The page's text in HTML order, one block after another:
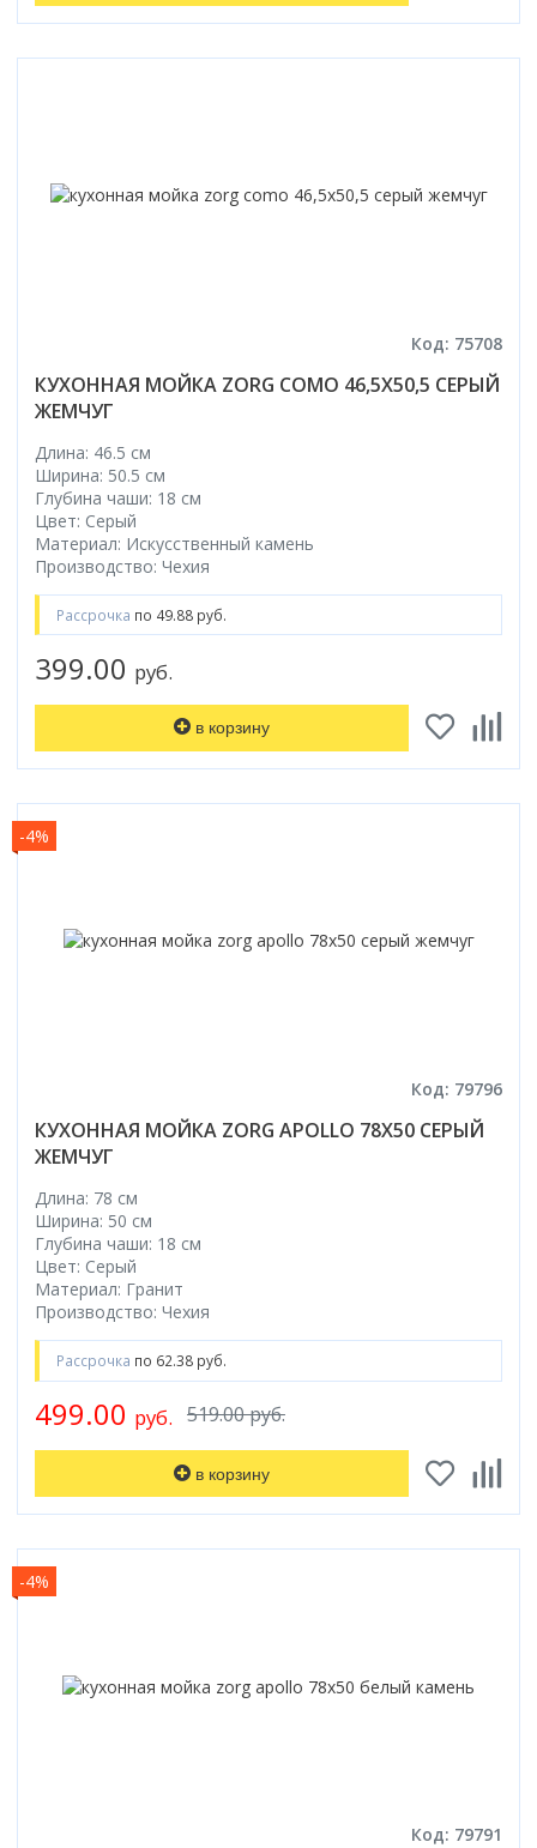
Код: 75708
КУХОННАЯ МОЙКА ZORG COMO 46,5X50,5 СЕРЫЙ
ЖЕМЧУГ
Длина: 46.5 см
Ширина: 50.5 см
Глубина чаши: 18 см
Цвет: Серый
Материал: Искусственный камень
Производство: Чехия
Рассрочка по 49.88 руб.
399.00 руб.
в корзину
-4%
Код: 79796
КУХОННАЯ МОЙКА ZORG APOLLO 78X50 СЕРЫЙ
ЖЕМЧУГ
Длина: 78 см
Ширина: 50 см
Глубина чаши: 18 см
Цвет: Серый
Материал: Гранит
Производство: Чехия
Рассрочка по 62.38 руб.
519.00 руб.
499.00 руб.
в корзину
-4%
Код: 79791